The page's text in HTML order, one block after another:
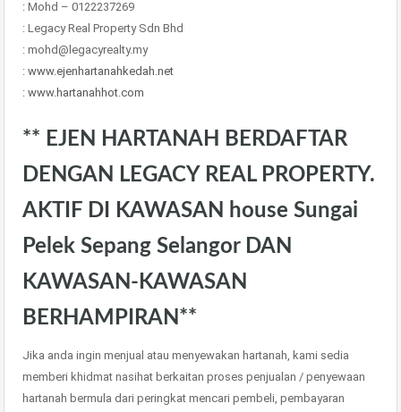
: Mohd – 0122237269
: Legacy Real Property Sdn Bhd
: mohd@legacyrealty.my
: www.ejenhartanahkedah.net
: www.hartanahhot.com
** EJEN HARTANAH BERDAFTAR
DENGAN LEGACY REAL PROPERTY.
AKTIF DI KAWASAN house Sungai
Pelek Sepang Selangor DAN
KAWASAN-KAWASAN
BERHAMPIRAN**
Jika anda ingin menjual atau menyewakan hartanah, kami sedia
memberi khidmat nasihat berkaitan proses penjualan / penyewaan
hartanah bermula dari peringkat mencari pembeli, pembayaran